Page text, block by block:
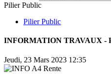
Pilier Public
Pilier Public
INFORMATION TRAVAUX -
Jeudi, 23 Mars 2023 12:35